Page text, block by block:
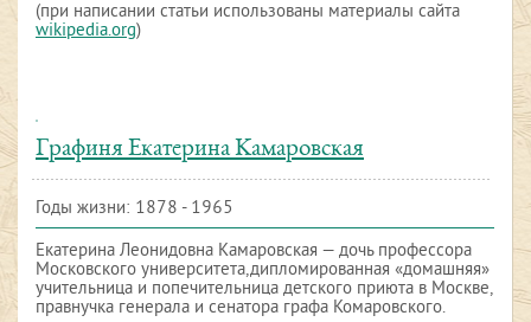
(при написании статьи использованы материалы сайта
wikipedia.org)
Графиня Екатерина Камаровская
Годы жизни: 1878 - 1965
Екатерина Леонидовна Камаровская — дочь профессора
Московского университета,дипломированная «домашняя»
учительница и попечительница детского приюта в Москве,
правнучка генерала и сенатора графа Комаровского.